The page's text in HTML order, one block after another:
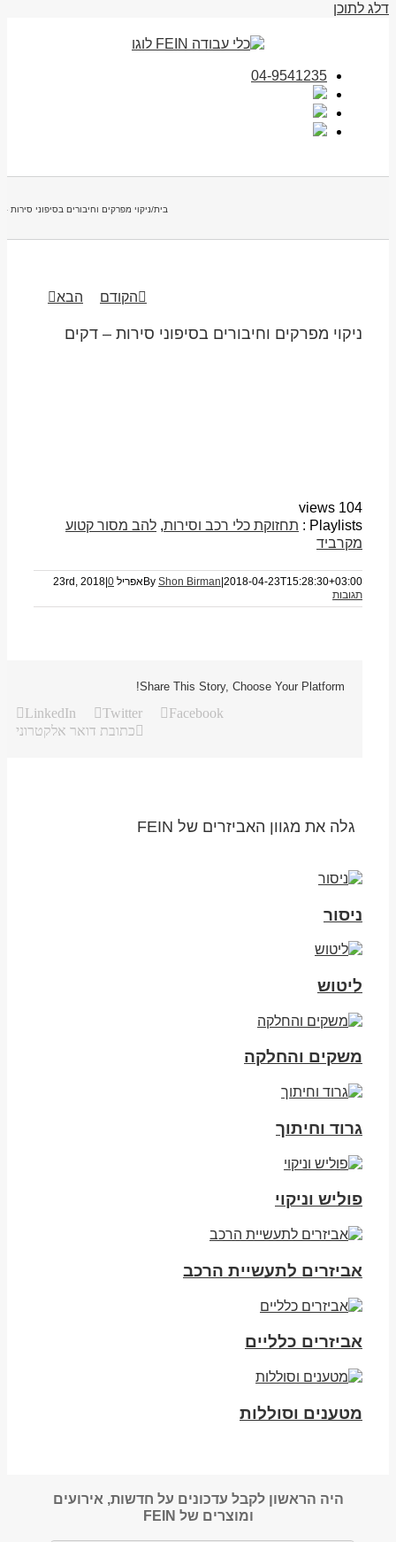
דלג לתוכן
04-9541235
בית/ניקוי מפרקים וחיבורים בסיפוני סירות
הקודם הבא
ניקוי מפרקים וחיבורים בסיפוני סירות – דקים
104 views
Playlists :
תחזוקת כלי רכב וסירות, להב מסור קטוע
מקרביד
By Shon Birman 2018-04-23T15:28:30+03:00 אפריל 23rd, 2018 0
תגובות
Share This Story, Choose Your Platform!
Facebook
Twitter
LinkedIn
כתובת דואר אלקטרוני
גלה את מגוון האביזרים של FEIN
ניסור
ליטוש
משקים והחלקה
גרוד וחיתוך
פוליש וניקוי
אביזרים לתעשיית הרכב
אביזרים כלליים
מטענים וסוללות
היה הראשון לקבל עדכונים על חדשות, אירועים
ומוצרים של FEIN